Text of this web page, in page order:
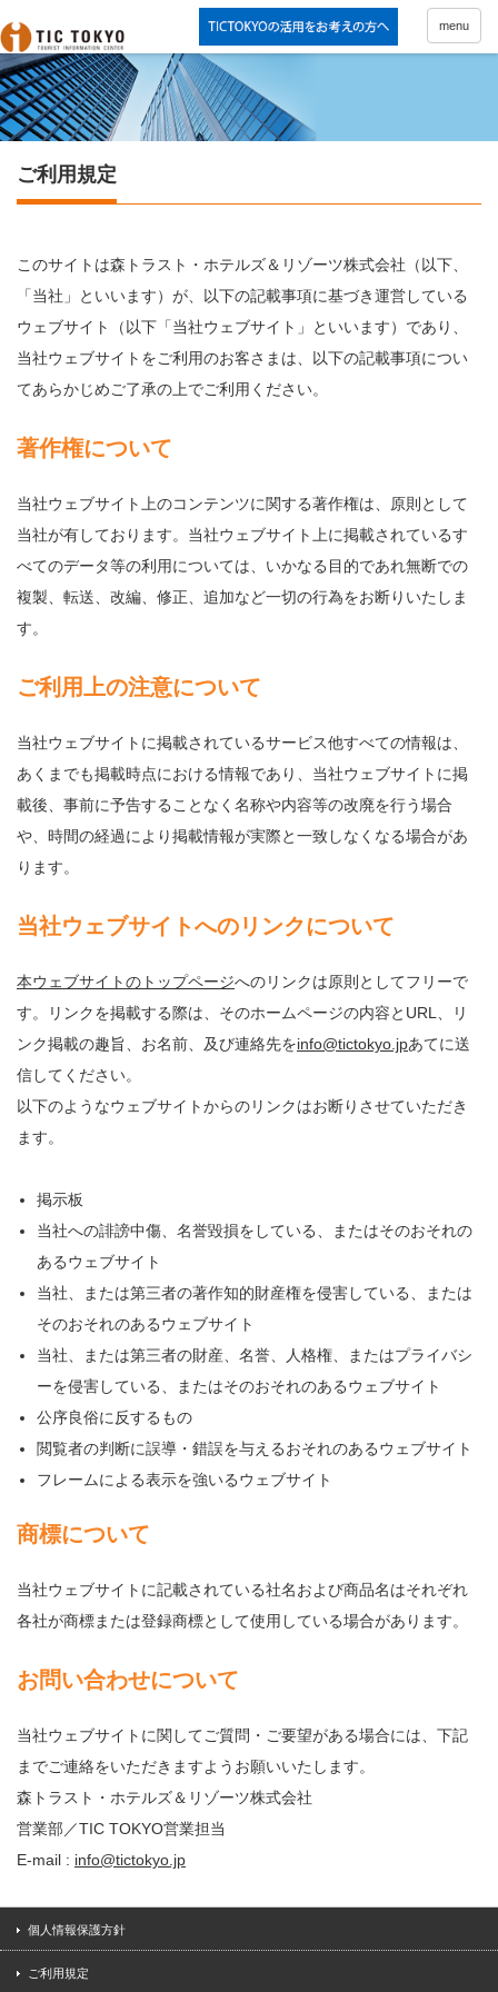
menu
ご利用規定
このサイトは森トラスト・ホテルズ＆リゾーツ株式会社（以下、
「当社」といいます）が、以下の記載事項に基づき運営している
ウェブサイト（以下「当社ウェブサイト」といいます）であり、
当社ウェブサイトをご利用のお客さまは、以下の記載事項につい
てあらかじめご了承の上でご利用ください。
著作権について
当社ウェブサイト上のコンテンツに関する著作権は、原則として
当社が有しております。当社ウェブサイト上に掲載されているす
べてのデータ等の利用については、いかなる目的であれ無断での
複製、転送、改編、修正、追加など一切の行為をお断りいたしま
す。
ご利用上の注意について
当社ウェブサイトに掲載されているサービス他すべての情報は、
あくまでも掲載時点における情報であり、当社ウェブサイトに掲
載後、事前に予告することなく名称や内容等の改廃を行う場合
や、時間の経過により掲載情報が実際と一致しなくなる場合があ
ります。
当社ウェブサイトへのリンクについて
本ウェブサイトのトップページへのリンクは原則としてフリーで
す。リンクを掲載する際は、そのホームページの内容とURL、リ
ンク掲載の趣旨、お名前、及び連絡先をinfo@tictokyo.jpあてに送
信してください。
以下のようなウェブサイトからのリンクはお断りさせていただき
ます。
掲示板
当社への誹謗中傷、名誉毀損をしている、またはそのおそれの
あるウェブサイト
当社、または第三者の著作知的財産権を侵害している、または
そのおそれのあるウェブサイト
当社、または第三者の財産、名誉、人格権、またはプライバシ
ーを侵害している、またはそのおそれのあるウェブサイト
公序良俗に反するもの
閲覧者の判断に誤導・錯誤を与えるおそれのあるウェブサイト
フレームによる表示を強いるウェブサイト
商標について
当社ウェブサイトに記載されている社名および商品名はそれぞれ
各社が商標または登録商標として使用している場合があります。
お問い合わせについて
当社ウェブサイトに関してご質問・ご要望がある場合には、下記
までご連絡をいただきますようお願いいたします。
森トラスト・ホテルズ＆リゾーツ株式会社
営業部／TIC TOKYO営業担当
E-mail : info@tictokyo.jp
個人情報保護方針
ご利用規定